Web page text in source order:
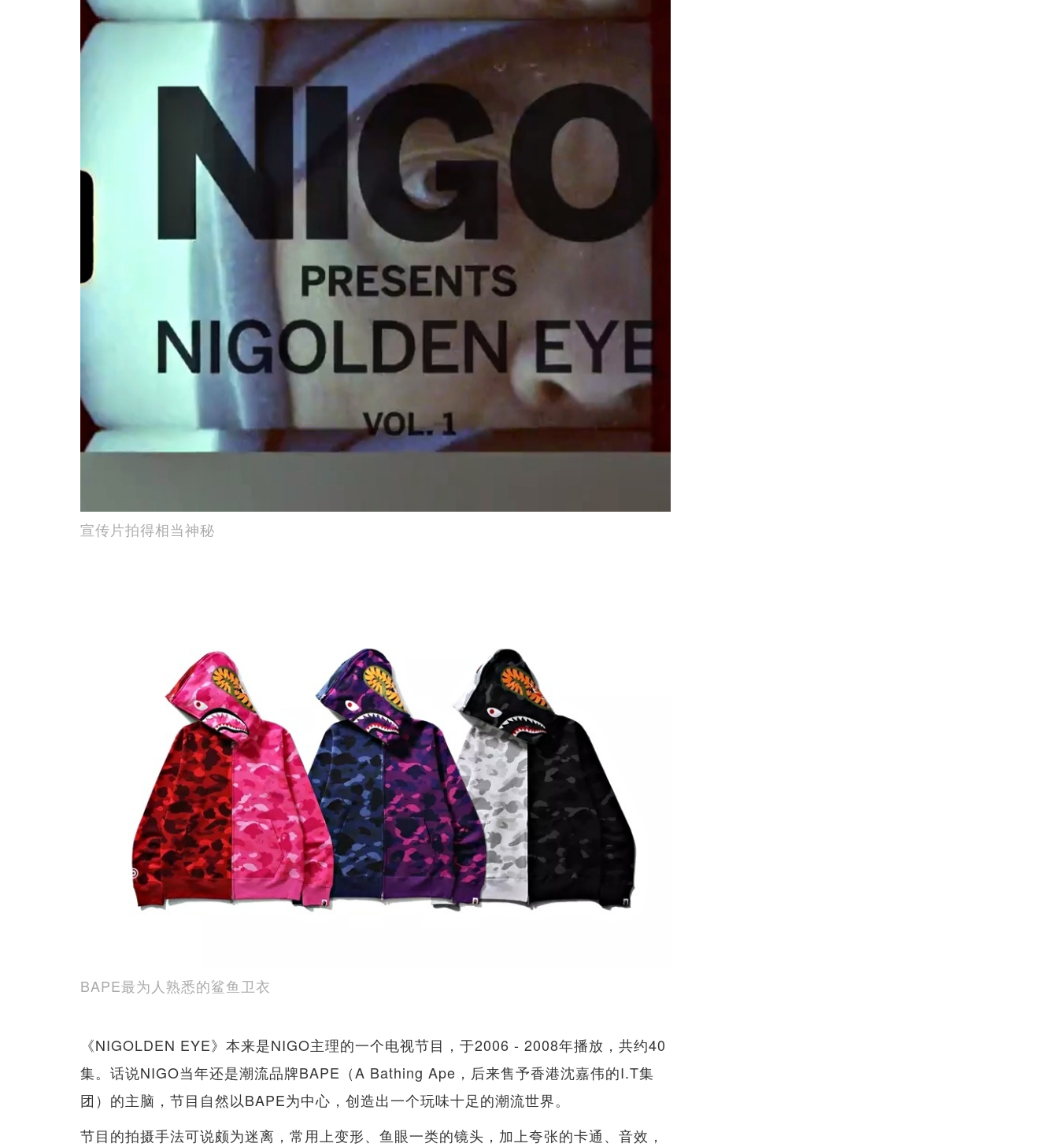
宣传片拍得相当神秘
BAPE最为人熟悉的鲨鱼卫衣
《NIGOLDEN EYE》本来是NIGO主理的一个电视节目，于2006 - 2008年播放，共约40
集。话说NIGO当年还是潮流品牌BAPE（A Bathing Ape，后来售予香港沈嘉伟的I.T集
团）的主脑，节目自然以BAPE为中心，创造出一个玩味十足的潮流世界。
节目的拍摄手法可说颇为迷离，常用上变形、鱼眼一类的镜头，加上夸张的卡通、音效，